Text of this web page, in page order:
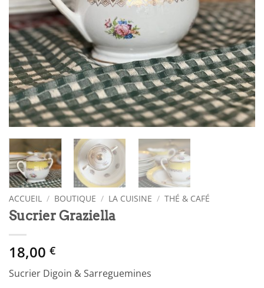
ACCUEIL / BOUTIQUE / LA CUISINE / THÉ & CAFÉ
Sucrier Graziella
18,00 €
Sucrier Digoin & Sarreguemines